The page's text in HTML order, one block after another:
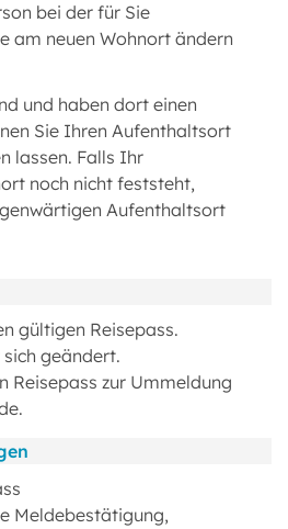
bei der für Sie
am neuen Wohnort ändern
und haben dort einen
Sie Ihren Aufenthaltsort
lassen. Falls Ihr
noch nicht feststeht,
Aufenthaltsort
gültigen Reisepass.
geändert.
Reisepass zur Ummeldung
Meldebestätigung,